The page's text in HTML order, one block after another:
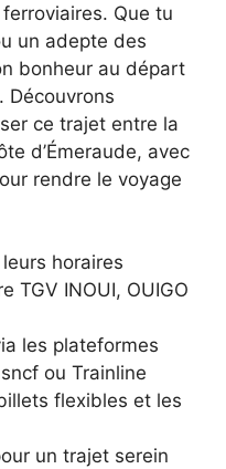
Que tu
un adepte des
bonheur au départ
. Découvrons
ce trajet entre la
d’Émeraude, avec
rendre le voyage
horaires
TGV INOUI, OUIGO
les plateformes
ou Trainline
flexibles et les
un trajet serein